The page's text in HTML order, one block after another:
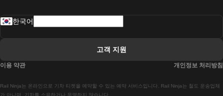
Rail Ninja는 온라인으로 기차 티켓을 예약할 수 있는 예약 서비스입니다. Rail Ninja는 철도 운송업체
가 아니며, 기차를 소유하거나 운영하지 않습니다.
한국어
고객 지원
이용 약관 개인정보 처리방침